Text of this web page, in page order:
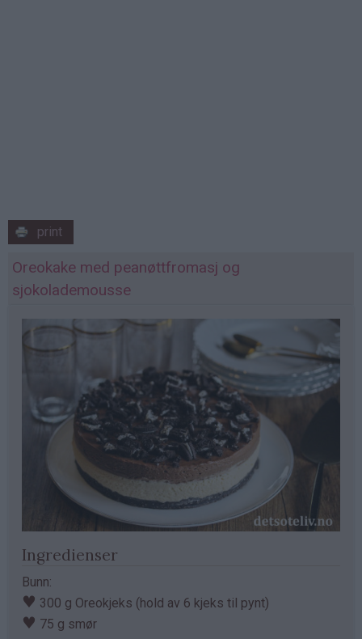
print
Oreokake med peanøttfromasj og
sjokolademousse
Ingredienser
Bunn:
♥ 300 g Oreokjeks (hold av 6 kjeks til pynt)
♥ 75 g smør